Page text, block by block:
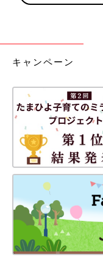
キャンペーン